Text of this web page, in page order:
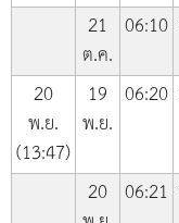
21
ต.ค.
06:10
20
พ.ย.
(13:47)
19
พ.ย.
06:20
20 06:21